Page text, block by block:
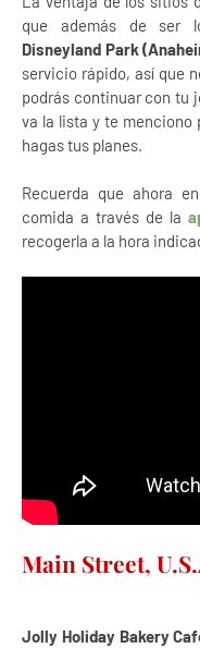
que además de ser
Disneyland Park
servicio rápido, así que
podrás continuar con tu
va la lista y te menciono
hagas tus planes.
Recuerda que ahora
comida a través de la
recogerla a la hora
Main Street,
Jolly Holiday Bakery